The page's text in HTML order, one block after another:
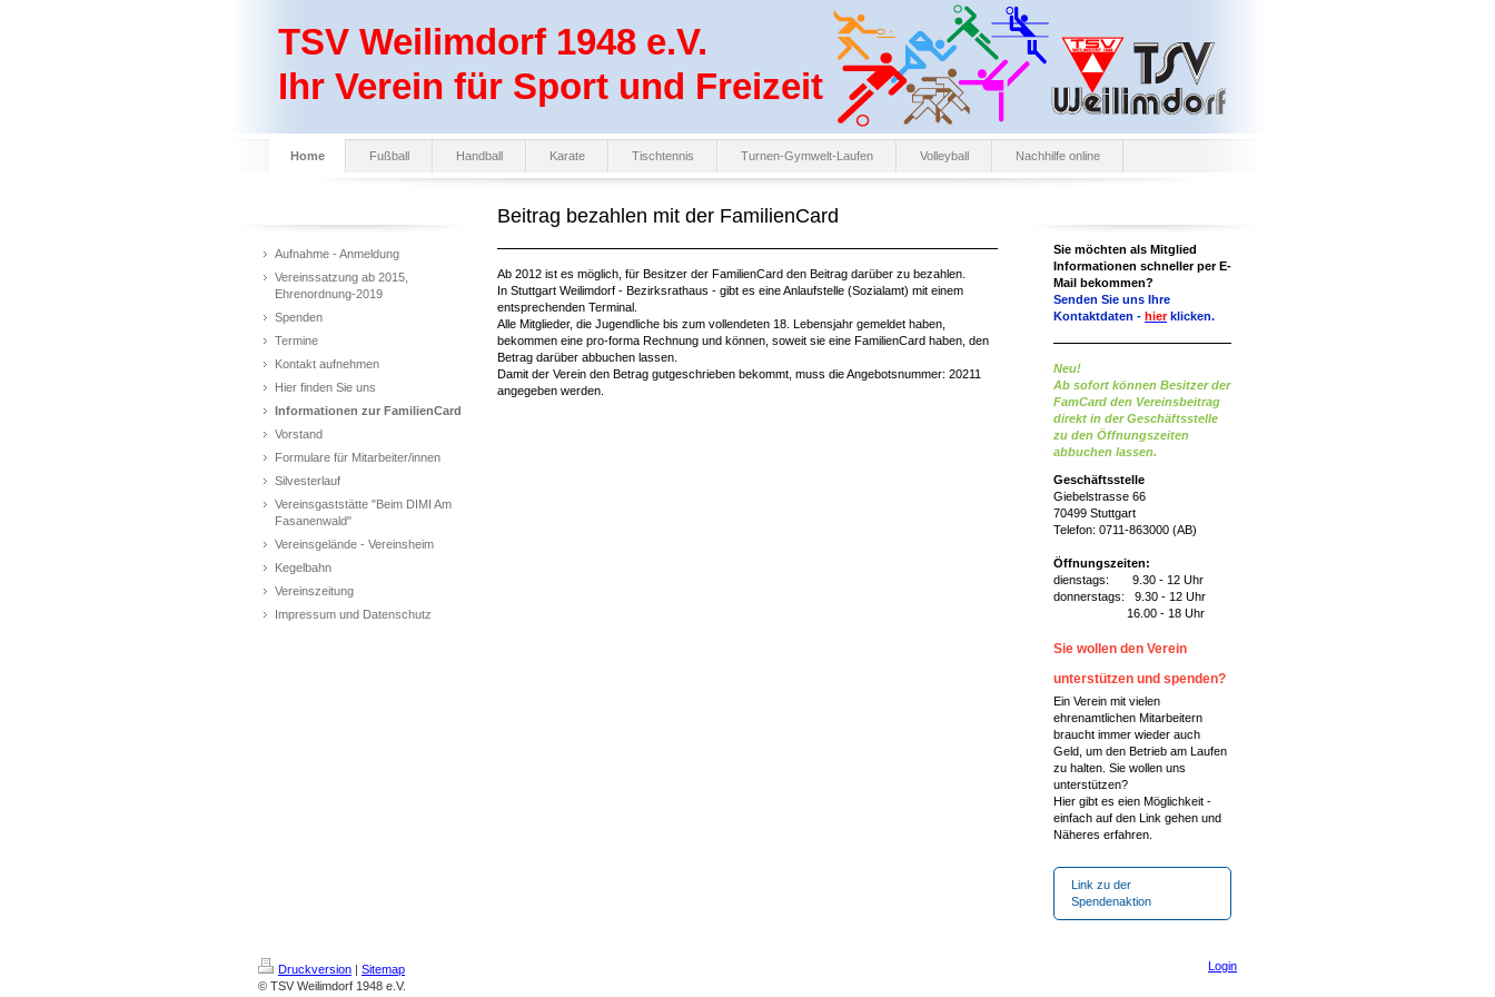
TSV Weilimdorf 1948 e.V.
Ihr Verein für Sport und Freizeit
Home Fußball Handball Karate Tischtennis Turnen-Gymwelt-Laufen Volleyball Nachhilfe online
Aufnahme - Anmeldung
Vereinssatzung ab 2015,
Ehrenordnung-2019
Spenden
Termine
Kontakt aufnehmen
Hier finden Sie uns
Informationen zur FamilienCard
Vorstand
Formulare für Mitarbeiter/innen
Silvesterlauf
Vereinsgaststätte "Beim DIMI Am
Fasanenwald"
Vereinsgelände - Vereinsheim
Kegelbahn
Vereinszeitung
Impressum und Datenschutz
Beitrag bezahlen mit der FamilienCard
Ab 2012 ist es möglich, für Besitzer der FamilienCard den Beitrag darüber zu bezahlen.
In Stuttgart Weilimdorf - Bezirksrathaus - gibt es eine Anlaufstelle (Sozialamt) mit einem
entsprechenden Terminal.
Alle Mitglieder, die Jugendliche bis zum vollendeten 18. Lebensjahr gemeldet haben,
bekommen eine pro-forma Rechnung und können, soweit sie eine FamilienCard haben, den
Betrag darüber abbuchen lassen.
Damit der Verein den Betrag gutgeschrieben bekommt, muss die Angebotsnummer: 20211
angegeben werden.
Sie möchten als Mitglied
Informationen schneller per E-
Mail bekommen?
Senden Sie uns Ihre
Kontaktdaten - hierklicken.
Neu!
Ab sofort können Besitzer der
FamCard den Vereinsbeitrag
direkt in der Geschäftsstelle
zu den Öffnungszeiten
abbuchen lassen.
Geschäftsstelle
Giebelstrasse 66
70499 Stuttgart
Telefon: 0711-863000 (AB)
Öffnungszeiten:
dienstags: 9.30 - 12 Uhr
donnerstags: 9.30 - 12 Uhr
16.00 - 18 Uhr
Sie wollen den Verein
unterstützen und spenden?
Ein Verein mit vielen
ehrenamtlichen Mitarbeitern
braucht immer wieder auch
Geld, um den Betrieb am Laufen
zu halten. Sie wollen uns
unterstützen?
Hier gibt es eien Möglichkeit -
einfach auf den Link gehen und
Näheres erfahren.
Link zu der
Spendenaktion
Druckversion | Sitemap
© TSV Weilimdorf 1948 e.V.
Login